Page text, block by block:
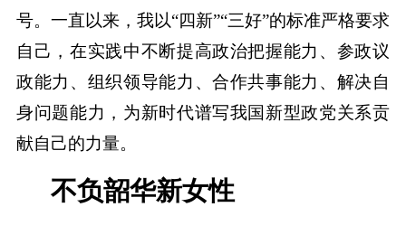
号。一直以来，我以“四新”“三好”的标准严格要求
自己，在实践中不断提高政治把握能力、参政议
政能力、组织领导能力、合作共事能力、解决自
身问题能力，为新时代谱写我国新型政党关系贡
献自己的力量。
不负韶华新女性